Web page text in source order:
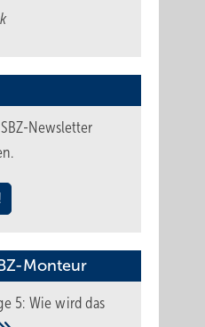
Newsletter
Monteur
5: Wie wird das